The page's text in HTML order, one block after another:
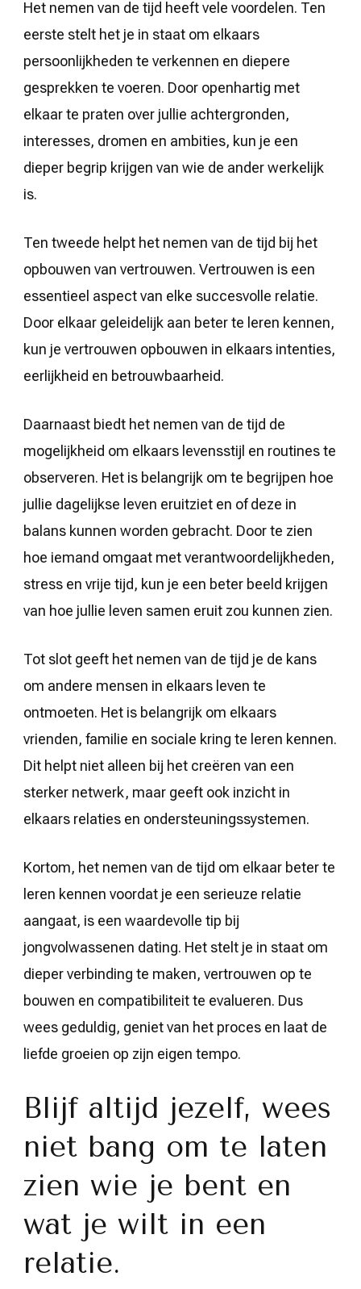
Het nemen van de tijd heeft vele voordelen. Ten
eerste stelt het je in staat om elkaars
persoonlijkheden te verkennen en diepere
gesprekken te voeren. Door openhartig met
elkaar te praten over jullie achtergronden,
interesses, dromen en ambities, kun je een
dieper begrip krijgen van wie de ander werkelijk
is.
Ten tweede helpt het nemen van de tijd bij het
opbouwen van vertrouwen. Vertrouwen is een
essentieel aspect van elke succesvolle relatie.
Door elkaar geleidelijk aan beter te leren kennen,
kun je vertrouwen opbouwen in elkaars intenties,
eerlijkheid en betrouwbaarheid.
Daarnaast biedt het nemen van de tijd de
mogelijkheid om elkaars levensstijl en routines te
observeren. Het is belangrijk om te begrijpen hoe
jullie dagelijkse leven eruitziet en of deze in
balans kunnen worden gebracht. Door te zien
hoe iemand omgaat met verantwoordelijkheden,
stress en vrije tijd, kun je een beter beeld krijgen
van hoe jullie leven samen eruit zou kunnen zien.
Tot slot geeft het nemen van de tijd je de kans
om andere mensen in elkaars leven te
ontmoeten. Het is belangrijk om elkaars
vrienden, familie en sociale kring te leren kennen.
Dit helpt niet alleen bij het creëren van een
sterker netwerk, maar geeft ook inzicht in
elkaars relaties en ondersteuningssystemen.
Kortom, het nemen van de tijd om elkaar beter te
leren kennen voordat je een serieuze relatie
aangaat, is een waardevolle tip bij
jongvolwassenen dating. Het stelt je in staat om
dieper verbinding te maken, vertrouwen op te
bouwen en compatibiliteit te evalueren. Dus
wees geduldig, geniet van het proces en laat de
liefde groeien op zijn eigen tempo.
Blijf altijd jezelf, wees
niet bang om te laten
zien wie je bent en
wat je wilt in een
relatie.